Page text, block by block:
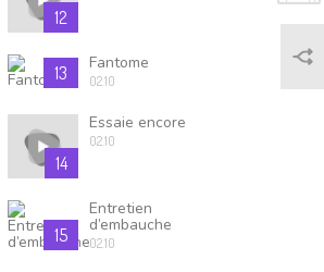
12
13 Fantome
02.10
14
Essaie encore
02.10
15
Entretien
d’embauche
02.10